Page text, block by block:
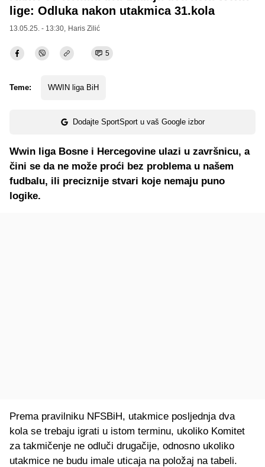
lige: Odluka nakon utakmica 31.kola
13.05.25. - 13:30, Haris Zilić
5
Teme: WWIN liga BiH
Dodajte SportSport u vaš Google izbor
Wwin liga Bosne i Hercegovine ulazi u završnicu, a
čini se da ne može proći bez problema u našem
fudbalu, ili preciznije stvari koje nemaju puno
logike.
Prema pravilniku NFSBiH, utakmice posljednja dva
kola se trebaju igrati u istom terminu, ukoliko Komitet
za takmičenje ne odluči drugačije, odnosno ukoliko
utakmice ne budu imale uticaja na položaj na tabeli.